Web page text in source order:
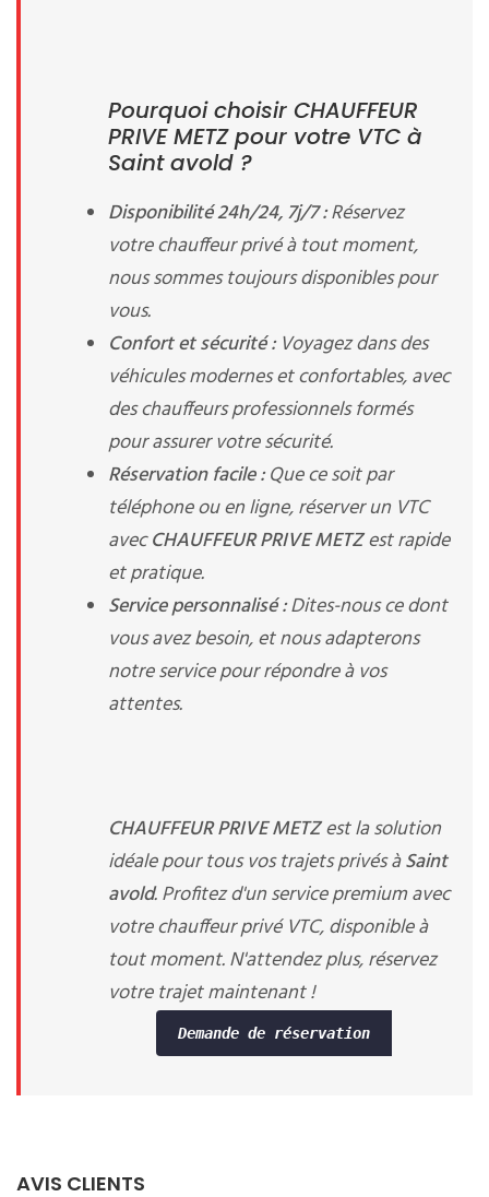
Pourquoi choisir CHAUFFEUR
PRIVE METZ pour votre VTC à
Saint avold ?
Disponibilité 24h/24, 7j/7 :Réservez
votre chauffeur privé à tout moment,
nous sommes toujours disponibles pour
vous.
Confort et sécurité :Voyagez dans des
véhicules modernes et confortables, avec
des chauffeurs professionnels formés
pour assurer votre sécurité.
Réservation facile :Que ce soit par
téléphone ou en ligne, réserver un VTC
avecCHAUFFEUR PRIVE METZest rapide
et pratique.
Service personnalisé :Dites-nous ce dont
vous avez besoin, et nous adapterons
notre service pour répondre à vos
attentes.
CHAUFFEUR PRIVE METZest la solution
idéale pour tous vos trajets privés àSaint
avold. Profitez d'un service premium avec
votre chauffeur privé VTC, disponible à
tout moment. N'attendez plus, réservez
votre trajet maintenant !
Demande de réservation
AVIS CLIENTS